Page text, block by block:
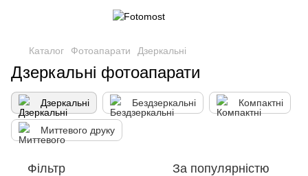
Каталог Фотоапарати Дзеркальні
Дзеркальні фотоапарати
Дзеркальні Бездзеркальні Компактні
Миттевого друку
Фільтр За популярністю